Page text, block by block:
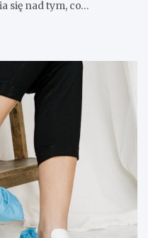
się nad tym, co…